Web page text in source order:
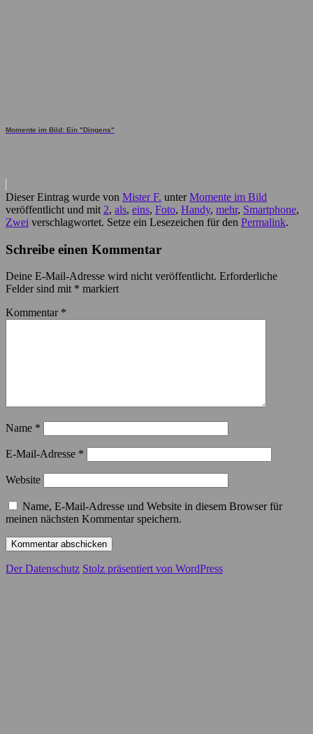
Momente im Bild: Ein "Dingens"
Dieser Eintrag wurde von Mister F. unterMomente im Bild
veröffentlicht und mit 2, als, eins, Foto, Handy, mehr, Smartphone,
Zwei verschlagwortet. Setze ein Lesezeichen für den Permalink.
Schreibe einen Kommentar
Deine E-Mail-Adresse wird nicht veröffentlicht. Erforderliche
Felder sind mit * markiert
Kommentar *
Name *
E-Mail-Adresse *
Website
Name, E-Mail-Adresse und Website in diesem Browser für
meinen nächsten Kommentar speichern.
Der Datenschutz Stolz präsentiert von WordPress